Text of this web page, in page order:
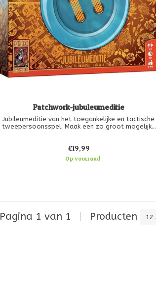
Patchwork-jubuleumeditie
Jubileumeditie van het toegankelijke en tactische
tweepersoonsspel. Maak een zo groot mogelijke
Met nieuw, feestelijk artwork en Automa-variant
voor solospele
€19,99
Op voorraad
Pagina 1 van 1 Producten 12